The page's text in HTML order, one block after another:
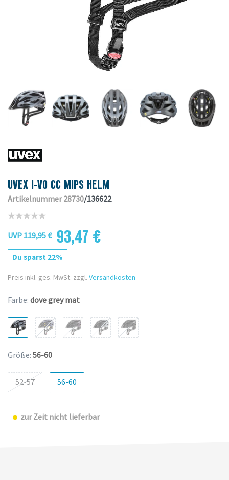
UVEX I-VO CC MIPS HELM
Artikelnummer 28730/136622
UVP 119,95 € 93,47 €
Du sparst 22%
Preis inkl. ges. MwSt. zzgl. Versandkosten
Farbe: dove grey mat
Größe: 56-60
52-57 56-60
zur Zeit nicht lieferbar